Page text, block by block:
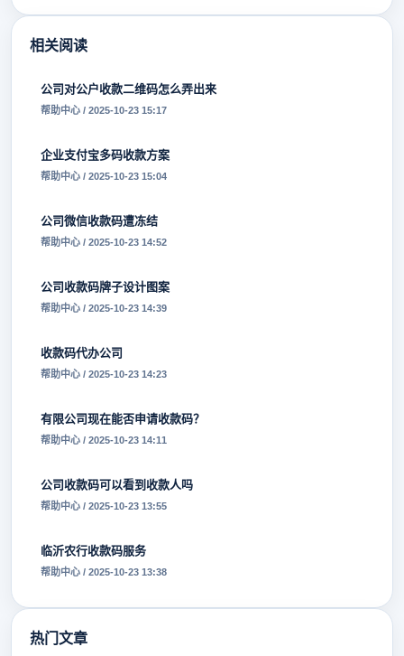
相关阅读
公司对公户收款二维码怎么弄出来
帮助中心 / 2025-10-23 15:17
企业支付宝多码收款方案
帮助中心 / 2025-10-23 15:04
公司微信收款码遭冻结
帮助中心 / 2025-10-23 14:52
公司收款码牌子设计图案
帮助中心 / 2025-10-23 14:39
收款码代办公司
帮助中心 / 2025-10-23 14:23
有限公司现在能否申请收款码？
帮助中心 / 2025-10-23 14:11
公司收款码可以看到收款人吗
帮助中心 / 2025-10-23 13:55
临沂农行收款码服务
帮助中心 / 2025-10-23 13:38
热门文章